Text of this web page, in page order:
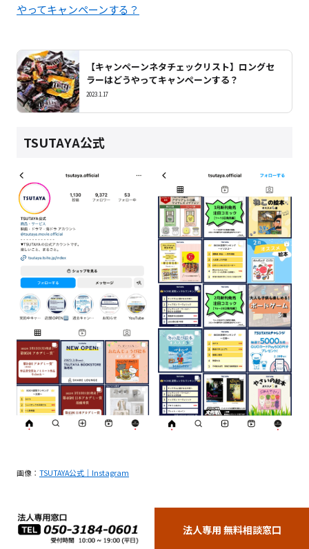
やってキャンペーンする？
【キャンペーンネタチェックリスト】ロングセ
ラーはどうやってキャンペーンする？
2023.1.17
TSUTAYA公式
画像： TSUTAYA公式｜Instagram
アカウント名：
法人専用 無料相談窓口